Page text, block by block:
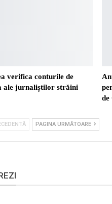
verifica conturile de
ale jurnaliștilor străini
de
PAGINA URMĂTOARE